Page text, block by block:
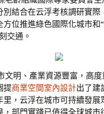
結合在云浮考核調研實
位推進綠色國際化城市
交通。
文明、產業資源豐富，高
提商業空間室內設計出了建
，云浮在城市可持續發
部門實踐已值得全球城